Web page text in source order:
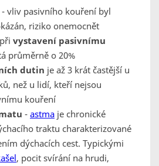
- vliv pasivního kouření byl
riziko onemocnět
vystavení pasivnímu
průměrně o 20%
dutin je až 3 krát častější u
než u lidí, kteří nejsou
kouření
- astma je chronické
traktu charakterizované
dýchacích cest. Typickými
, pocit svírání na hrudi,